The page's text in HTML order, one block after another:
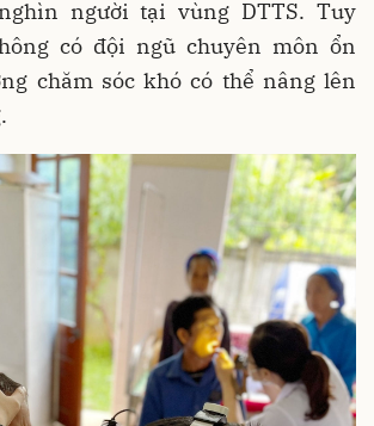
người tại vùng DTTS. Tuy
có đội ngũ chuyên môn ổn
chăm sóc khó có thể nâng lên